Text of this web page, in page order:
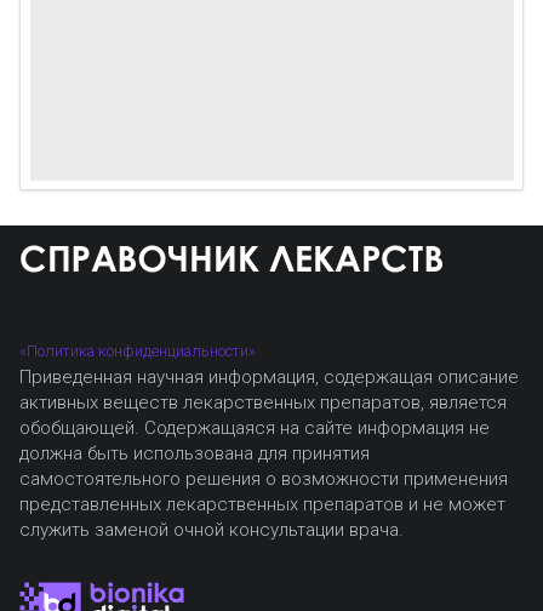
«Политика конфиденциальности»
Приведенная научная информация, содержащая описание
активных веществ лекарственных препаратов, является
обобщающей. Содержащаяся на сайте информация не
должна быть использована для принятия
самостоятельного решения о возможности применения
представленных лекарственных препаратов и не может
служить заменой очной консультации врача.